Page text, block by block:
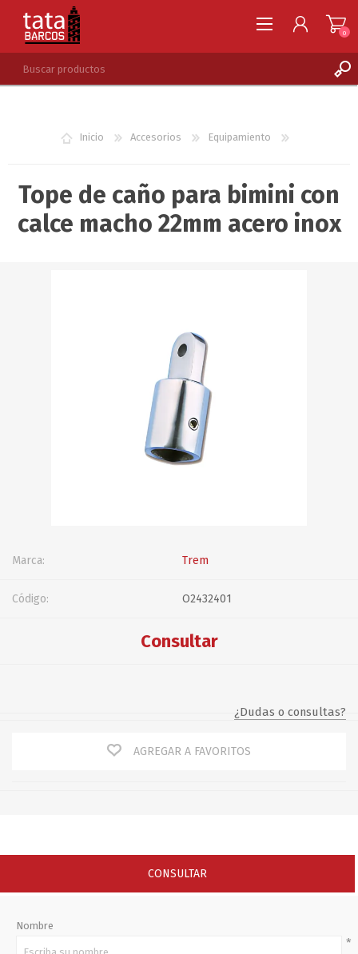
LISTA DE DESEOS
0
Inicio Accesorios Equipamiento
Tope de caño para bimini con
calce macho 22mm acero inox
Marca: Trem
Código: O2432401
Consultar
¿Dudas o consultas?
AGREGAR A FAVORITOS
CONSULTAR
Nombre
*